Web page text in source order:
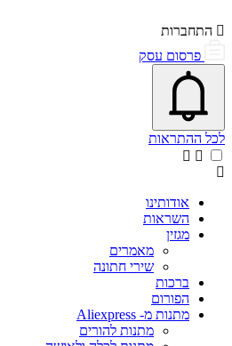
התחברות
פרסום עסק
פתיחת\סגירת מרכז התראות
אייקון פעמון
לכל ההתראות
אודותינו
השראות
מגזין
מאמרים
שירי חתונה
ברכות
הפורום
מתנות מ- Aliexpress
מתנות להורים